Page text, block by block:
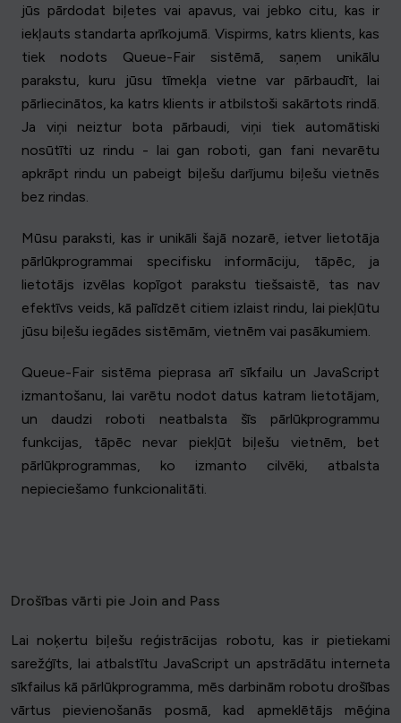
jūs pārdodat biļetes vai apavus, vai jebko citu, kas ir
iekļauts standarta aprīkojumā. Vispirms, katrs klients, kas
tiek nodots Queue-Fair sistēmā, saņem unikālu
parakstu, kuru jūsu tīmekļa vietne var pārbaudīt, lai
pārliecinātos, ka katrs klients ir atbilstoši sakārtots rindā.
Ja viņi neiztur bota pārbaudi, viņi tiek automātiski
nosūtīti uz rindu - lai gan roboti, gan fani nevarētu
apkrāpt rindu un pabeigt biļešu darījumu biļešu vietnēs
bez rindas.
Mūsu paraksti, kas ir unikāli šajā nozarē, ietver lietotāja
pārlūkprogrammai specifisku informāciju, tāpēc, ja
lietotājs izvēlas kopīgot parakstu tiešsaistē, tas nav
efektīvs veids, kā palīdzēt citiem izlaist rindu, lai piekļūtu
jūsu biļešu iegādes sistēmām, vietnēm vai pasākumiem.
Queue-Fair sistēma pieprasa arī sīkfailu un JavaScript
izmantošanu, lai varētu nodot datus katram lietotājam,
un daudzi roboti neatbalsta šīs pārlūkprogrammu
funkcijas, tāpēc nevar piekļūt biļešu vietnēm, bet
pārlūkprogrammas, ko izmanto cilvēki, atbalsta
nepieciešamo funkcionalitāti.
Drošības vārti pie Join and Pass
Lai noķertu biļešu reģistrācijas robotu, kas ir pietiekami
sarežģīts, lai atbalstītu JavaScript un apstrādātu interneta
sīkfailus kā pārlūkprogramma, mēs darbinām robotu drošības
vārtus pievienošanās posmā, kad apmeklētājs mēģina